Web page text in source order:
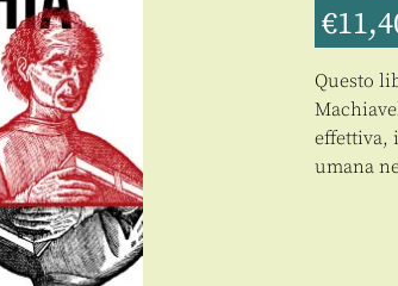
€
Questo
effettiva,
umana